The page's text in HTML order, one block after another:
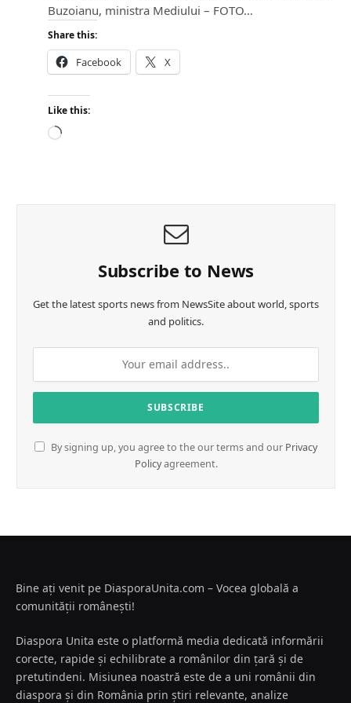
Buzoianu, ministra Mediului – FOTO…
Share this:
Facebook X
Like this:
L
Subscribe to News
Get the latest sports news from NewsSite about world, sports
and politics.
By signing up, you agree to the our terms and our Privacy
Policyagreement.
Bine ați venit pe DiasporaUnita.com – Vocea globală a
comunității românești!
Diaspora Unita este o platformă media dedicată informării
corecte, rapide și echilibrate a românilor din țară și de
pretutindeni. Misiunea noastră este de a uni românii din
diaspora și din România prin știri relevante, analize